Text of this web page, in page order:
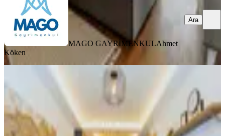
MAGO GAYRİMENKULAhmet
Köken
Ara
Çukurambar Lüks Eşyalı 1+1
Daireler - Ankabest Rezidans
Çankaya, Çukurambar Mahallesi
1+1·75 m²·6. Kat·10.01.2026